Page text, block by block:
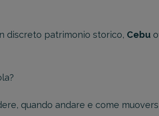
discreto patrimonio storico, Cebu
quando andare e come